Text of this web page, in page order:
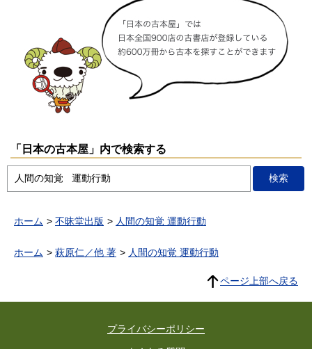
「日本の古本屋」内で検索する
ホーム 不昧堂出版 人間の知覚 運動行動
ホーム 萩原仁／他 著 人間の知覚 運動行動
ページ上部へ戻る
プライバシーポリシー